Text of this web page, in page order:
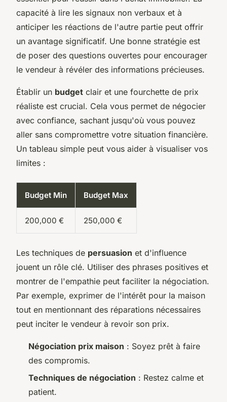
capacité à lire les signaux non verbaux et à
anticiper les réactions de l'autre partie peut offrir
un avantage significatif. Une bonne stratégie est
de poser des questions ouvertes pour encourager
le vendeur à révéler des informations précieuses.
Établir un budget clair et une fourchette de prix
réaliste est crucial. Cela vous permet de négocier
avec confiance, sachant jusqu'où vous pouvez
aller sans compromettre votre situation financière.
Un tableau simple peut vous aider à visualiser vos
limites :
Budget Min Budget Max
200,000 € 250,000 €
Les techniques de persuasion et d'influence
jouent un rôle clé. Utiliser des phrases positives et
montrer de l'empathie peut faciliter la négociation.
Par exemple, exprimer de l'intérêt pour la maison
tout en mentionnant des réparations nécessaires
peut inciter le vendeur à revoir son prix.
Négociation prix maison : Soyez prêt à faire
des compromis.
Techniques de négociation : Restez calme et
patient.